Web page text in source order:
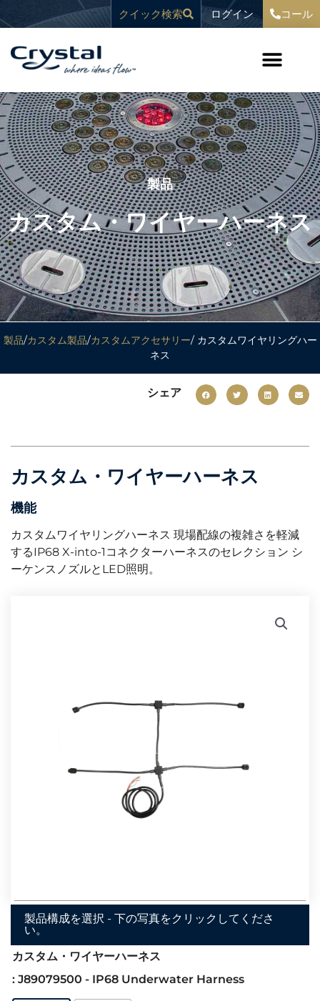
ス
ッ
ン
ス
キ
ッ
プ
クイック検索 ログイン コール
製品
カスタム・ワイヤーハーネス
製品/カスタム製品/カスタムアクセサリー/ カスタムワイヤリングハー
ネス
シェア
カスタム・ワイヤーハーネス
機能
カスタムワイヤリングハーネス 現場配線の複雑さを軽減
するIP68 X-into-1コネクターハーネスのセレクション シ
ーケンスノズルとLED照明。
製品構成を選択 - 下の写真をクリックしてくださ
い。
カスタム・ワイヤーハーネス
: J89079500 - IP68 Underwater Harness